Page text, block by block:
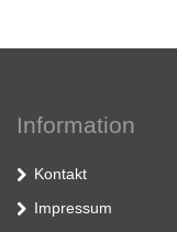
Information
Kontakt
Impressum